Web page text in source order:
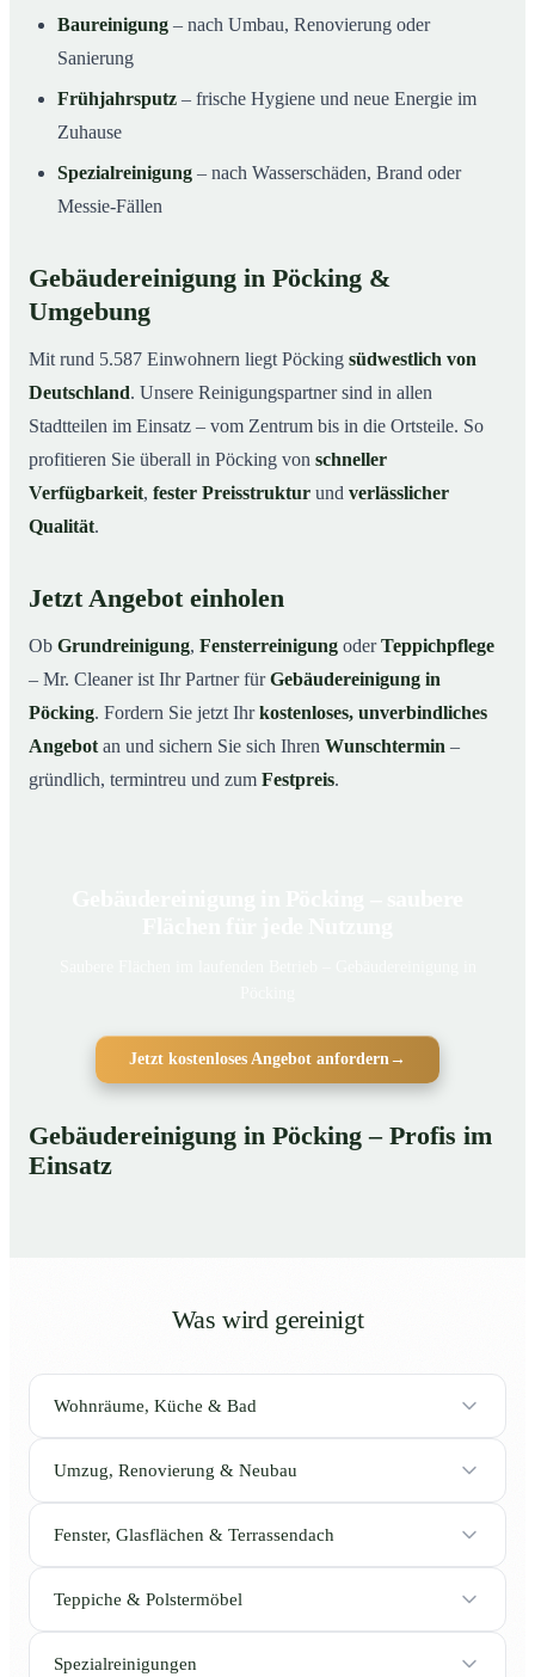
Baureinigung – nach Umbau, Renovierung oder
Sanierung
Frühjahrsputz – frische Hygiene und neue Energie im
Zuhause
Spezialreinigung – nach Wasserschäden, Brand oder
Messie-Fällen
Gebäudereinigung in Pöcking &
Umgebung
Mit rund 5.587 Einwohnern liegt Pöcking südwestlich von
Deutschland. Unsere Reinigungspartner sind in allen
Stadtteilen im Einsatz – vom Zentrum bis in die Ortsteile. So
profitieren Sie überall in Pöcking von schneller
Verfügbarkeit, fester Preisstruktur und verlässlicher
Qualität.
Jetzt Angebot einholen
Ob Grundreinigung, Fensterreinigung oderTeppichpflege
– Mr. Cleaner ist Ihr Partner fürGebäudereinigung in
Pöcking. Fordern Sie jetzt Ihrkostenloses, unverbindliches
Angebot an und sichern Sie sich Ihren Wunschtermin –
gründlich, termintreu und zum Festpreis.
Jetzt kostenloses Angebot anfordern→
Gebäudereinigung in Pöcking – Profis im
Einsatz
Was wird gereinigt
Wohnräume, Küche & Bad
Umzug, Renovierung & Neubau
Fenster, Glasflächen & Terrassendach
Teppiche & Polstermöbel
Spezialreinigungen